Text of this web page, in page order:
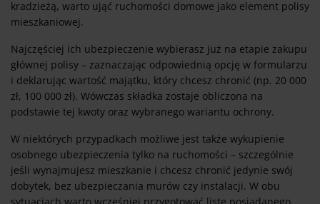
kradzieżą, warto ująć ruchomości domowe jako element polisy
mieszkaniowej.
Najczęściej ich ubezpieczenie wybierasz już na etapie zakupu
głównej polisy – zaznaczając odpowiednią opcję w formularzu
i deklarując wartość majątku, który chcesz chronić (np. 20 000
zł, 100 000 zł). Wówczas składka zostaje obliczona na
podstawie tej kwoty oraz wybranego wariantu ochrony.
W niektórych przypadkach możliwe jest także wykupienie
osobnego ubezpieczenia tylko na ruchomości – szczególnie
jeśli wynajmujesz mieszkanie i chcesz chronić jedynie swój
dobytek, bez ubezpieczania murów czy instalacji. W obu